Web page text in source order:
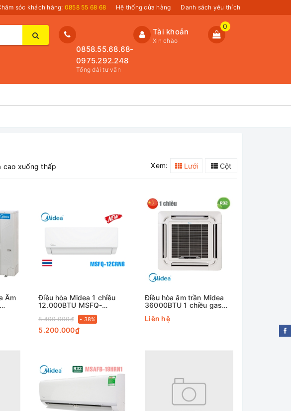
sóc khách hàng: 0858 55 68 68 Hệ thống cửa hàng Danh sách yêu thích
0858.55.68.68-
0975.292.248
Tổng đài tư vấn
Tài khoản
Xin chào
0
cao xuống thấp Xem: Lưới Cột
Âm
Điều hòa Midea 1 chiều
12.000BTU MSFQ-
8.400.000₫ - 38%
5.200.000₫
Điều hòa âm trần Midea
36000BTU 1 chiều gas
Liên hệ